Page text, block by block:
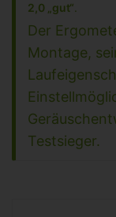
2,0 „gut“
Der
Montage,
Testsieger.